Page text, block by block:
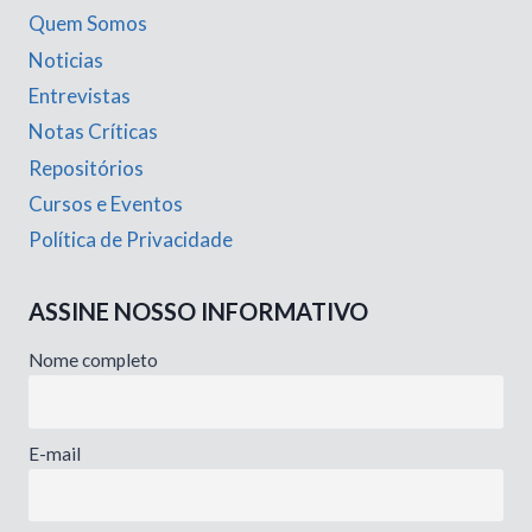
Quem Somos
Noticias
Entrevistas
Notas Críticas
Repositórios
Cursos e Eventos
Política de Privacidade
ASSINE NOSSO INFORMATIVO
Nome completo
E-mail